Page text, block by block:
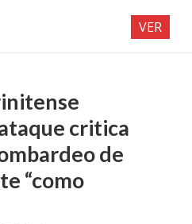
critica
de
“como
VER